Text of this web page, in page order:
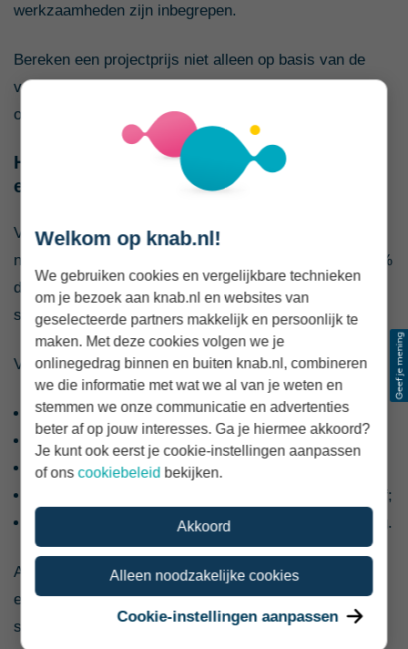
werkzaamheden zijn inbegrepen.
Bereken een projectprijs niet alleen op basis van de
verwachte schrijftijd. Neem ook briefing, onderzoek,
overleg, correcties en administratie mee.
Hoe staat de markt voor copywriters
ervoor?
Van de onderzochte copywriters zegt 68% veel vraag
naar het eigen werk te ervaren. Tegelijk vindt maar 21%
dat er weinig concurrentie is. De vraag is dus redelijk
sterk, maar opdrachtgevers hebben ook veel keuze.
Verder zegt:
54% dat het vakgebied goed betaald is;
40% goed te zijn in onderhandelen;
80% financieel goed rond te kunnen komen;
69% positief te zijn over de toekomst van het bedrijf;
49% zich zorgen te maken over wet- en regelgeving.
AI verandert ondertussen hoe teksten worden gemaakt
en beoordeeld. Een lager tarief voor AI-ondersteund
schrijven betekent niet automatisch dat deze
Welkom op knab.nl!
We gebruiken cookies en vergelijkbare technieken
om je bezoek aan knab.nl en websites van
geselecteerde partners makkelijk en persoonlijk te
maken. Met deze cookies volgen we je
onlinegedrag binnen en buiten knab.nl, combineren
we die informatie met wat we al van je weten en
stemmen we onze communicatie en advertenties
beter af op jouw interesses. Ga je hiermee akkoord?
Je kunt ook eerst je cookie-instellingen aanpassen
of onscookiebeleid bekijken.
Akkoord
Alleen noodzakelijke cookies
Cookie-instellingen aanpassen